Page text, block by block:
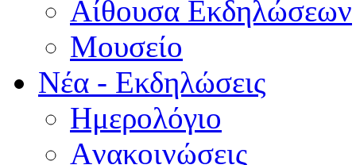
Aίθουσα Εκδηλώσεων
Μουσείο
Νέα - Εκδηλώσεις
Ημερολόγιο
Aνακοινώσεις